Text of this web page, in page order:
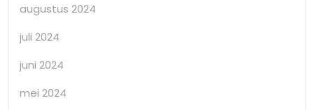
augustus 2024
juli 2024
juni 2024
mei 2024